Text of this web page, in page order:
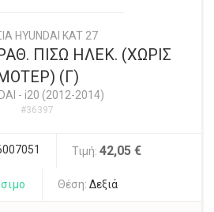
HYUNDAI KAT 27
ΠΙΣΩ ΗΛΕΚ. (ΧΩΡΙΣ
(Γ)
- i20 (2012-2014)
#36397
Τιμή: 42,05 €
Θέση: Δεξιά